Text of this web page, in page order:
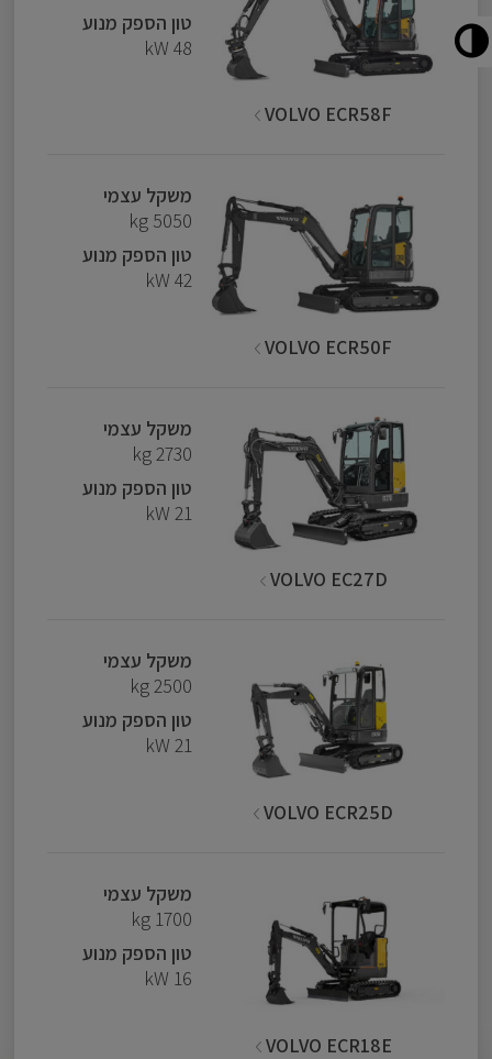
VOLVO ECR58F
טון הספק מנוע
48 kW
VOLVO ECR50F
משקל עצמי
5050 kg
טון הספק מנוע
42 kW
VOLVO EC27D
משקל עצמי
2730 kg
טון הספק מנוע
21 kW
VOLVO ECR25D
משקל עצמי
2500 kg
טון הספק מנוע
21 kW
VOLVO ECR18E
משקל עצמי
1700 kg
טון הספק מנוע
16 kW